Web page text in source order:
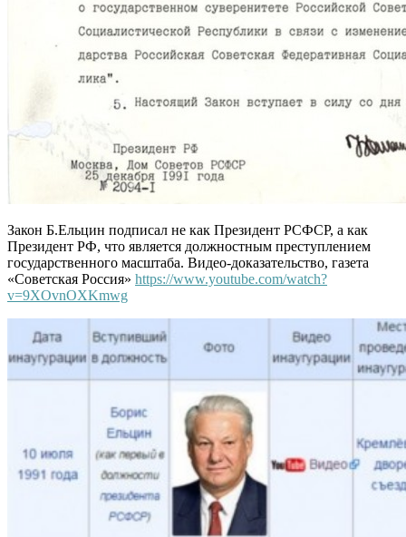
Закон Б.Ельцин подписал не как Президент РСФСР, а как
Президент РФ, что является должностным преступлением
государственного масштаба. Видео-доказательство, газета
«Советская Россия» https://www.youtube.com/watch?
v=9XOvnOXKmwg